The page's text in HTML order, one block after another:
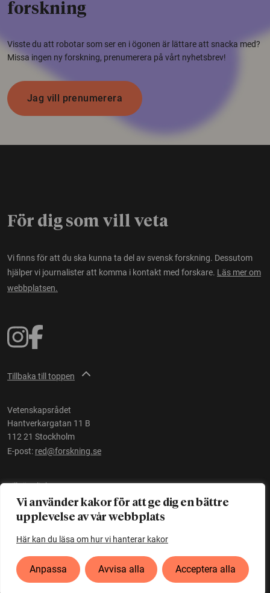
Vi använder kakor för att ge dig en bättre
upplevelse av vår webbplats
Här kan du läsa om hur vi hanterar kakor
Anpassa Avvisa alla Acceptera alla
forskning
Visste du att robotar som ser en i ögonen är lättare att snacka med?
Missa ingen ny forskning, prenumerera på vårt nyhetsbrev!
Jag vill prenumerera
För dig som vill veta
Vi finns för att du ska kunna ta del av svensk forskning. Dessutom
hjälper vi journalister att komma i kontakt med forskare. Läs mer om
webbplatsen.
Tillbaka till toppen
Vetenskapsrådet
Hantverkargatan 11 B
112 21 Stockholm
E-post: red@forskning.se
Tillgänglighet
Ett initiativ avVetenskapsrådet